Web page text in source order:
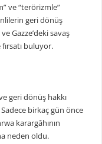
ve “terörizmle”
geri dönüş
Gazze’deki savaş
fırsatı buluyor.
geri dönüş hakkı
birkaç gün önce
karargâhının
neden oldu.